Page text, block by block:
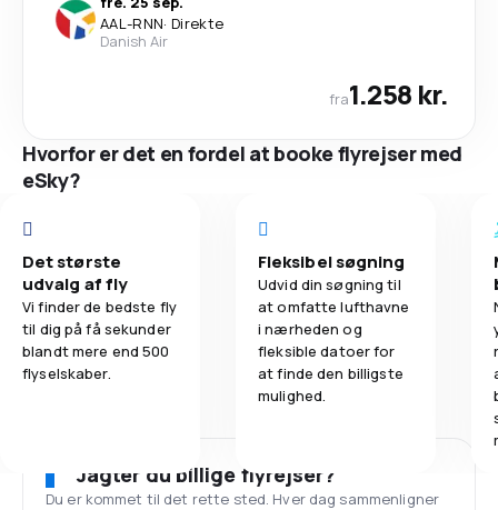
AAL-RNN· Direkte
Danish Air
fra1.258 kr.
Hvorfor er det en fordel at booke flyrejser med
eSky?
Det største
udvalg af fly
Vi finder de bedste fly
til dig på få sekunder
blandt mere end 500
flyselskaber.
Fleksibel søgning
Udvid din søgning til
at omfatte lufthavne
i nærheden og
fleksible datoer for
at finde den billigste
mulighed.
Jagter du billige flyrejser?
Du er kommet til det rette sted. Hver dag sammenligner